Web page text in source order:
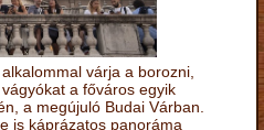
várja a borozni,
a főváros egyik
a megújuló Budai Várban.
is káprázatos panoráma